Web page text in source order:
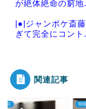
が絶体絶命の窮地
|●|ジャンポケ斎
ぎて完全にコント
関連記事
反応 韓